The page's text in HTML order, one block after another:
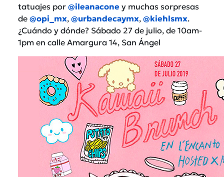
tatuajes por @ileanacone y muchas sorpresas
de @opi_mx, @urbandecaymx, @kiehlsmx.
¿Cuándo y dónde? Sábado 27 de julio, de 10am-
1pm en calle Amargura 14, San Ángel